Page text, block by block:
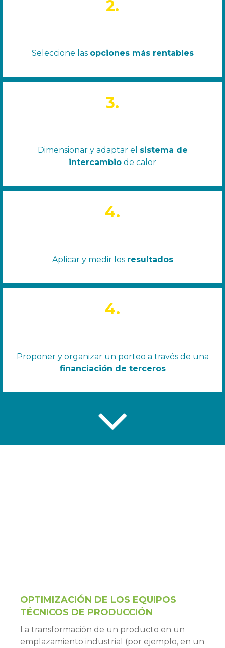
2.
Seleccione las opciones más rentables
3.
Dimensionar y adaptar el sistema de
intercambio de calor
4.
Aplicar y medir los resultados
4.
Proponer y organizar un porteo a través de una
financiación de terceros
OPTIMIZACIÓN DE LOS EQUIPOS
TÉCNICOS DE PRODUCCIÓN
La transformación de un producto en un
emplazamiento industrial (por ejemplo, en un